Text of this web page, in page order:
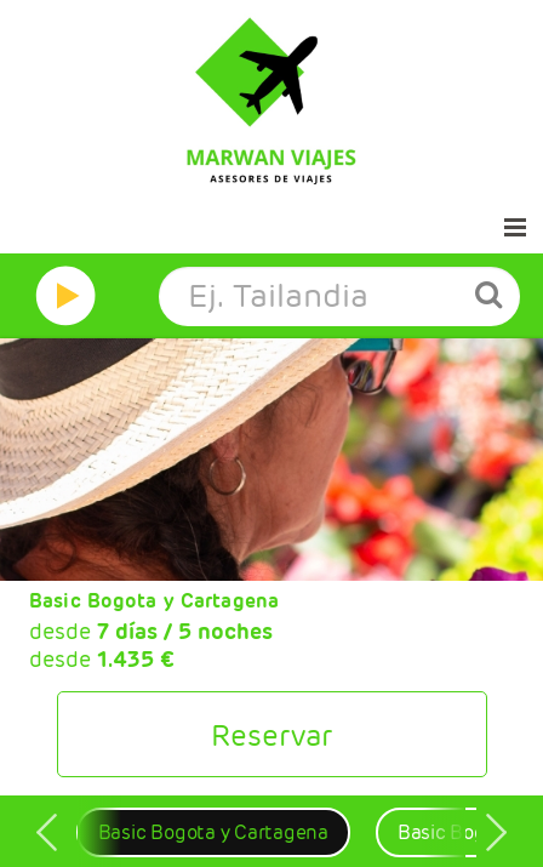
Inicio
Marwan Grandes Viajes
Contacto
Aviso legal
Basic Bogota y Cartagena
desde 7 días / 5 noches
desde 1.435 €
Reservar
Basic Bogota y Cartagena Basic Bogota y